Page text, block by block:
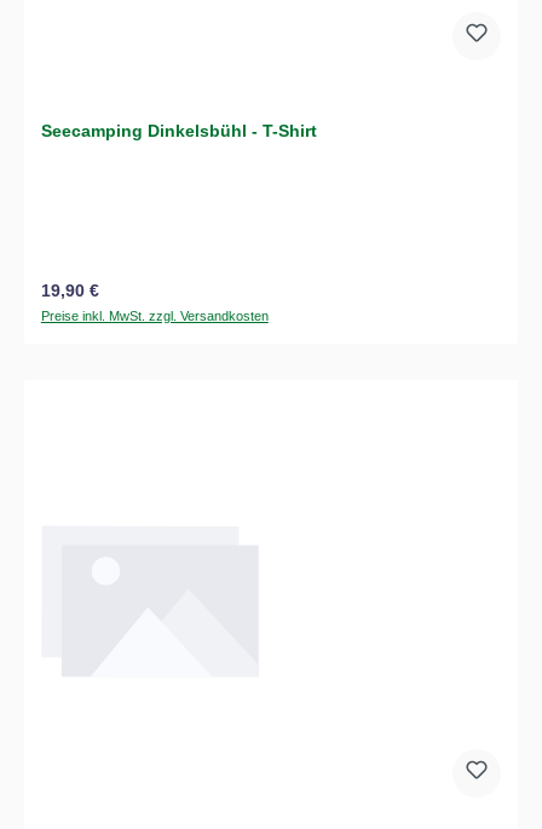
Seecamping Dinkelsbühl - T-Shirt
Regulärer Preis:
19,90 €
Preise inkl. MwSt. zzgl. Versandkosten